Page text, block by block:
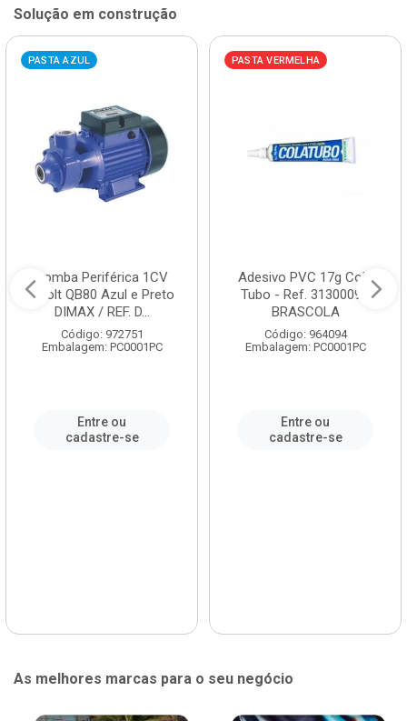
Solução em construção
PASTA AZUL
Bomba Periférica 1CV
Bivolt QB80 Azul e Preto
DIMAX / REF. D...
Código: 972751
Embalagem: PC0001PC
Entre ou
cadastre-se
PASTA VERMELHA
Adesivo PVC 17g Cola
Tubo - Ref. 3130009 -
BRASCOLA
Código: 964094
Embalagem: PC0001PC
Entre ou
cadastre-se
As melhores marcas para o seu negócio